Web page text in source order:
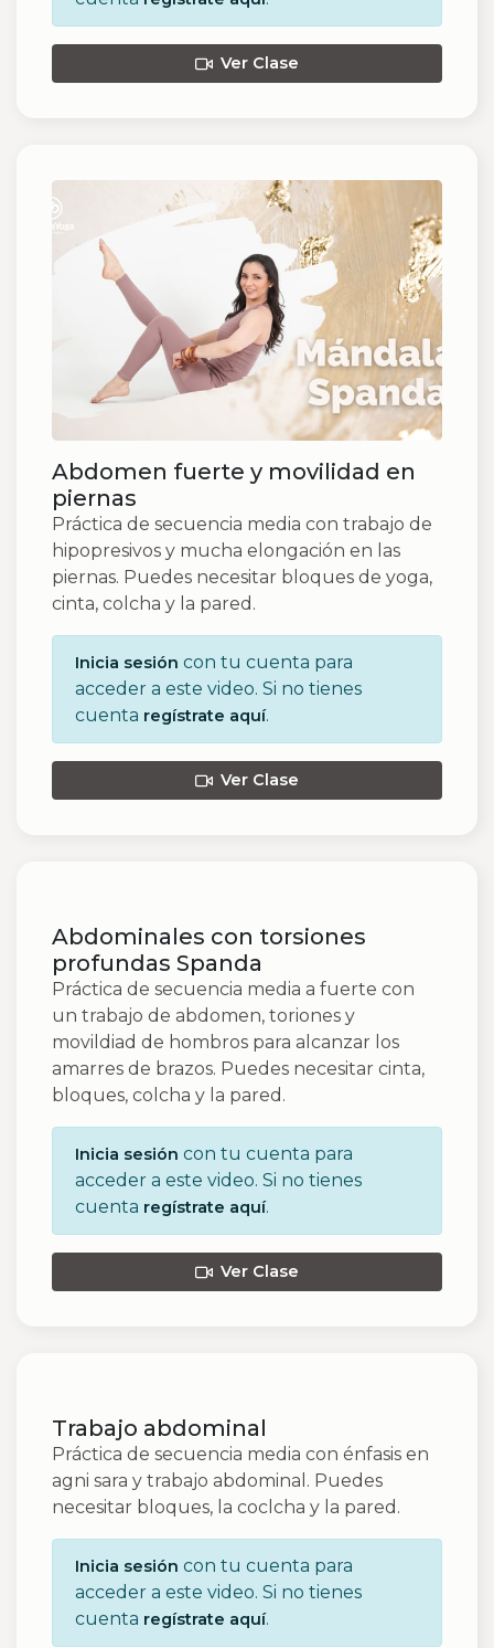
Ver Clase
Abdomen fuerte y movilidad en
piernas
Práctica de secuencia media con trabajo de
hipopresivos y mucha elongación en las
piernas. Puedes necesitar bloques de yoga,
cinta, colcha y la pared.
Inicia sesión con tu cuenta para
acceder a este video. Si no tienes
cuenta regístrate aquí.
Ver Clase
Abdominales con torsiones
profundas Spanda
Práctica de secuencia media a fuerte con
un trabajo de abdomen, toriones y
movildiad de hombros para alcanzar los
amarres de brazos. Puedes necesitar cinta,
bloques, colcha y la pared.
Inicia sesión con tu cuenta para
acceder a este video. Si no tienes
cuenta regístrate aquí.
Ver Clase
Trabajo abdominal
Práctica de secuencia media con énfasis en
agni sara y trabajo abdominal. Puedes
necesitar bloques, la coclcha y la pared.
Inicia sesión con tu cuenta para
acceder a este video. Si no tienes
cuenta regístrate aquí.